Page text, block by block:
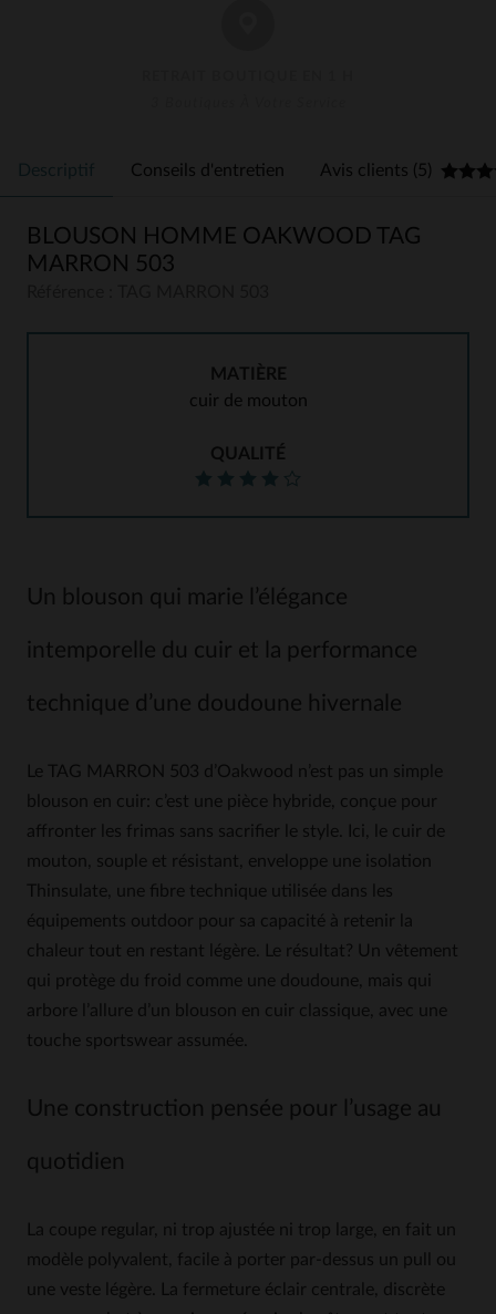
Descriptif Conseils d'entretien Avis clients (5)
BLOUSON HOMME OAKWOOD TAG
MARRON 503
MATIÈRE
cuir de mouton
QUALITÉ
Un blouson qui marie l’élégance
intemporelle du cuir et la performance
technique d’une doudoune hivernale
Le TAG MARRON 503 d’Oakwood n’est pas un simple
blouson en cuir: c’est une pièce hybride, conçue pour
affronter les frimas sans sacrifier le style. Ici, le cuir de
mouton, souple et résistant, enveloppe une isolation
Thinsulate, une fibre technique utilisée dans les
équipements outdoor pour sa capacité à retenir la
chaleur tout en restant légère. Le résultat? Un vêtement
qui protège du froid comme une doudoune, mais qui
arbore l’allure d’un blouson en cuir classique, avec une
touche sportswear assumée.
Une construction pensée pour l’usage au
quotidien
La coupe regular, ni trop ajustée ni trop large, en fait un
modèle polyvalent, facile à porter par-dessus un pull ou
une veste légère. La fermeture éclair centrale, discrète